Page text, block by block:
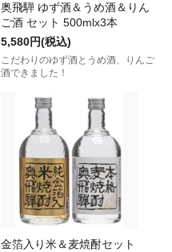
奥飛騨 ゆず酒＆うめ酒＆りん
ご酒 セット 500mlx3本
5,580円(税込)
こだわりのゆず酒とうめ酒、りんご
酒できました！
金箔入り米＆麦焼酎セット